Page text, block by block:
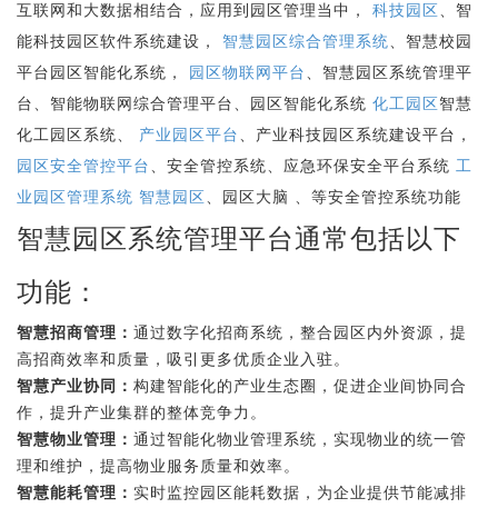
互联网和大数据相结合，应用到园区管理当中， 科技园区 、智
能科技园区软件系统建设， 智慧园区综合管理系统 、智慧校园
平台园区智能化系统， 园区物联网平台
、智慧园区系统管理平
台、智能物联网综合管理平台、园区智能化系统 化工园区智慧
化工园区系统、 产业园区平台
、产业科技园区系统建设平台，
园区安全管控平台
、安全管控系统、应急环保安全平台系统 工
业园区管理系统 智慧园区 、园区大脑 、等安全管控系统功能
智慧园区系统管理平台通常包括以下
功能：
智慧招商管理： 通过数字化招商系统，整合园区内外资源，提
高招商效率和质量，吸引更多优质企业入驻。
智慧产业协同： 构建智能化的产业生态圈，促进企业间协同合
作，提升产业集群的整体竞争力。
智慧物业管理： 通过智能化物业管理系统，实现物业的统一管
理和维护，提高物业服务质量和效率。
智慧能耗管理： 实时监控园区能耗数据，为企业提供节能减排